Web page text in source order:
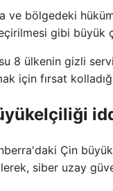
ve bölgedeki
gibi
8 ülkenin gizli
için fırsat
Çin
siber uzay